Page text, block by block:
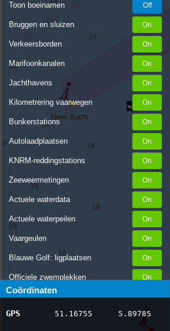
Toon boeinamen
Bruggen en sluizen
Verkeersborden
Marifoonkanalen
Jachthavens
Kilometrering vaarwegen
Bunkerstations
Autolaadplaatsen
KNRM-reddingstations
Zeeweermetingen
Actuele waterdata
Actuele waterpeilen
Vaargeulen
Blauwe Golf: ligplaatsen
Officiele zwemplekken
Stremmingen/hinder
AIS scheepsposities
Coördinaten
GPS 51.16755 5.89785